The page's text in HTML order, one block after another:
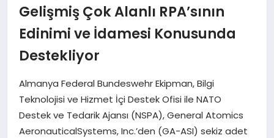
EKONOMI
SAĞLIK
SIYASET
Gelişmiş Çok Alanlı RPA’sının
Edinimi ve İdamesi Konusunda
Destekliyor
Almanya Federal Bundeswehr Ekipman, Bilgi
Teknolojisi ve Hizmet İçi Destek Ofisi ile NATO
Destek ve Tedarik Ajansı (NSPA), General Atomics
AeronauticalSystems, Inc.’den (GA-ASI) sekiz adet